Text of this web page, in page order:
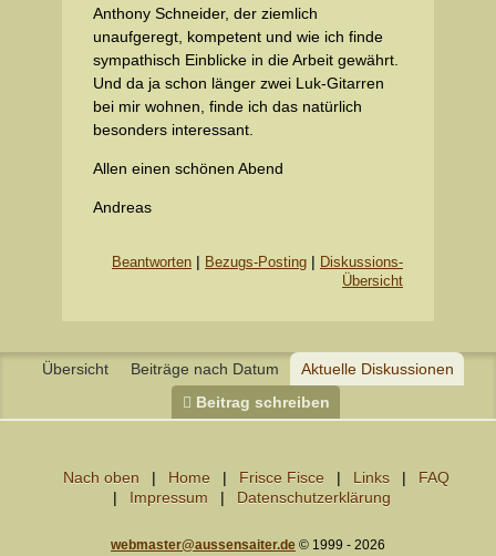
Anthony Schneider, der ziemlich
unaufgeregt, kompetent und wie ich finde
sympathisch Einblicke in die Arbeit gewährt.
Und da ja schon länger zwei Luk-Gitarren
bei mir wohnen, finde ich das natürlich
besonders interessant.
Allen einen schönen Abend
Andreas
Beantworten | Bezugs-Posting | Diskussions-
Übersicht
Übersicht Beiträge nach Datum
Aktuelle Diskussionen
Beitrag schreiben
Nach oben Home Frisce Fisce Links
FAQ
Impressum
Datenschutzerklärung
webmaster@aussensaiter.de © 1999 - 2026